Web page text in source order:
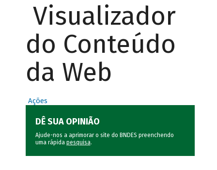
Visualizador
do Conteúdo
da Web
Ações
DÊ SUA OPINIÃO
Ajude-nos a aprimorar o site do BNDES preenchendo
uma rápida pesquisa.